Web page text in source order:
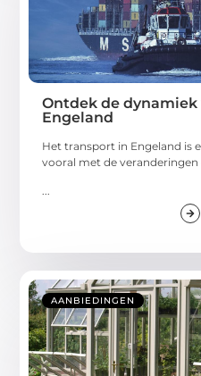
Ontdek de
Engeland
Het transport in Engeland is
vooral met de
...
AANBIEDINGEN